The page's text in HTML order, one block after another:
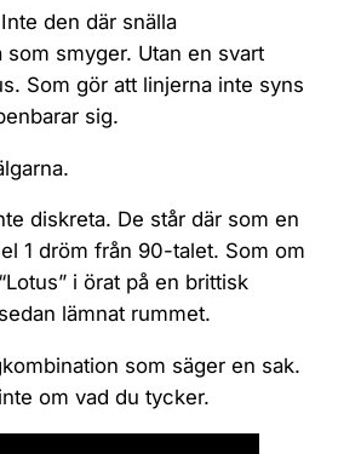
den där snälla
som smyger. Utan en svart
Som gör att linjerna inte syns
sig.
diskreta. De står där som en
1 dröm från 90-talet. Som om
i örat på en brittisk
lämnat rummet.
som säger en sak.
om vad du tycker.